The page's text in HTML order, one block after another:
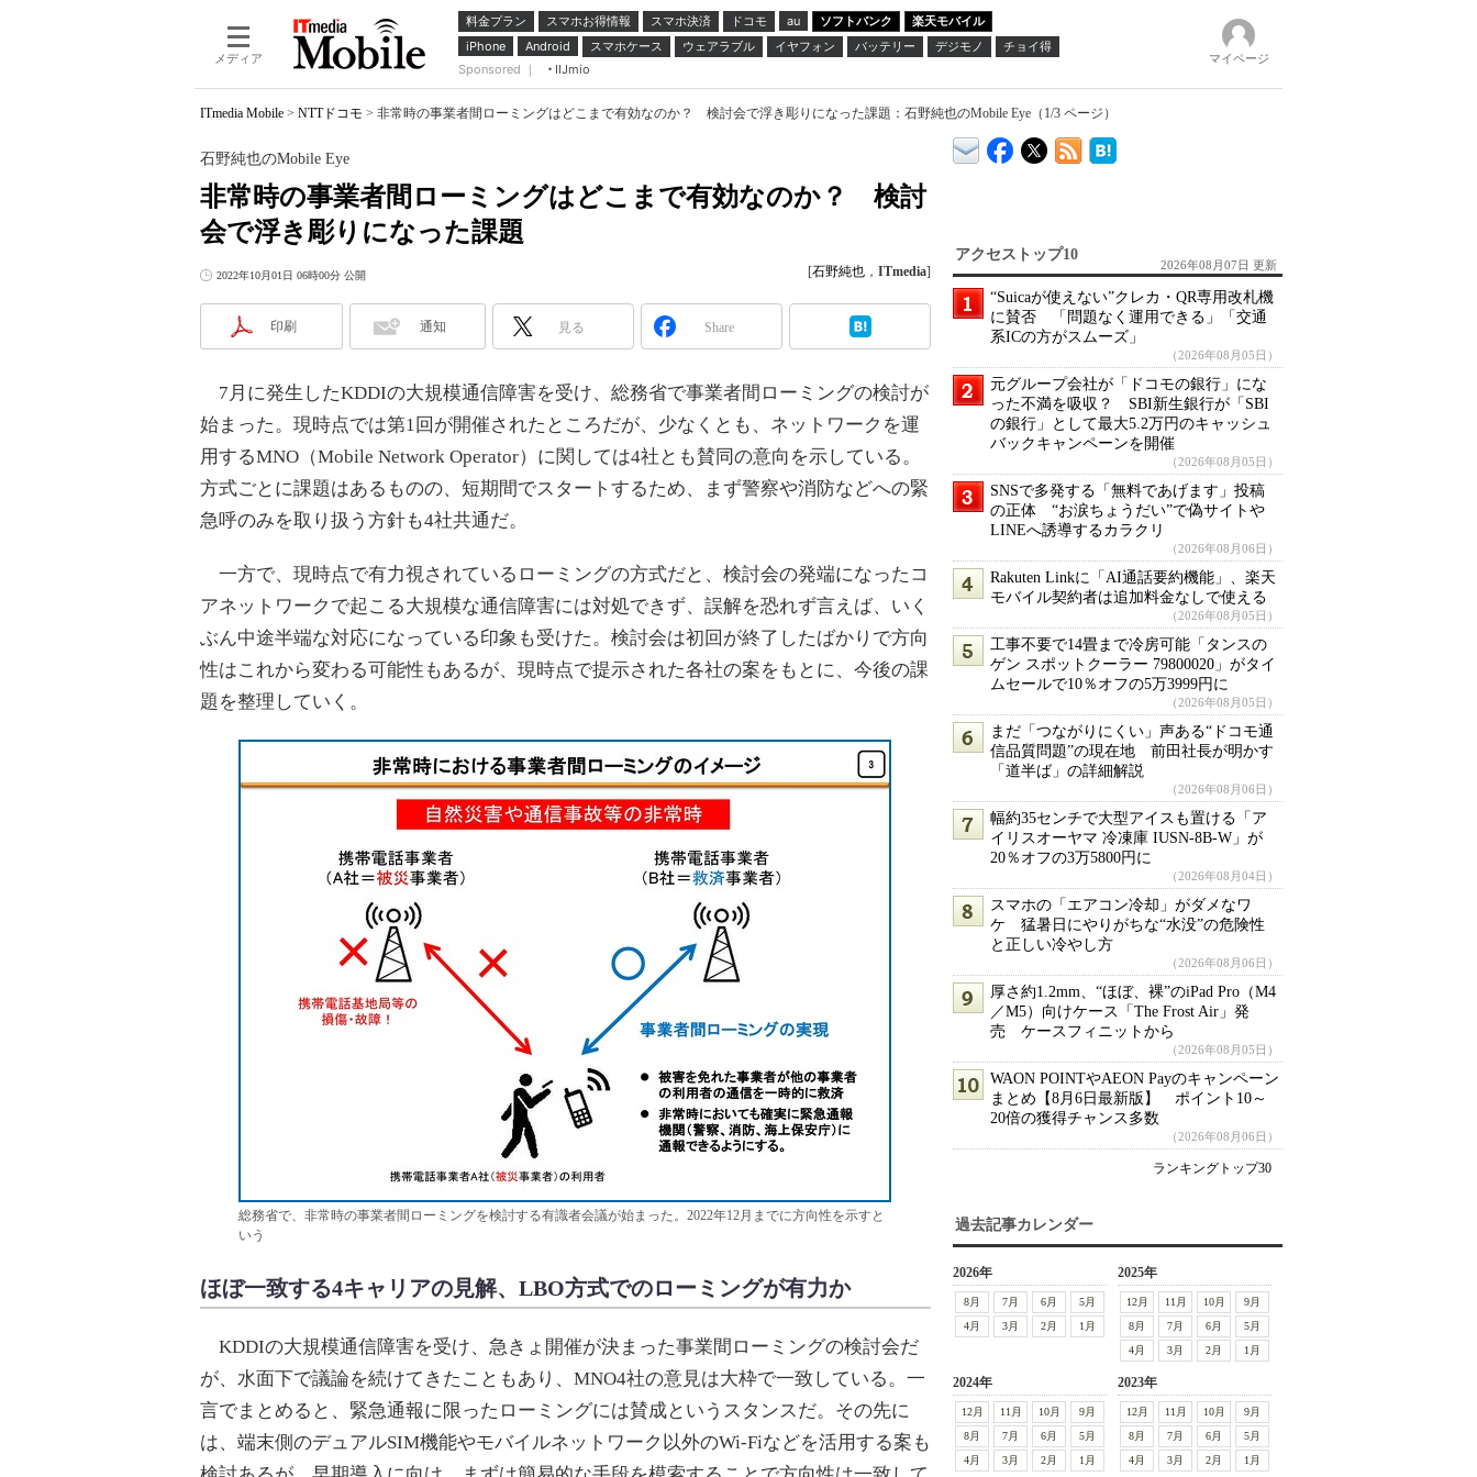
メディア
料金プラン スマホお得情報 スマホ決済 ドコモ au ソフトバンク
楽天モバイル
iPhone
Android スマホケース ウェアラブル イヤフォン バッテリー デジモノ
チョイ得
Sponsored ｜
IIJmio
マイページ
ITmedia Mobile > NTTドコモ > 非常時の事業者間ローミングはどこまで有効なのか？ 検討会で浮き彫りになった課題：石野純也のMobile Eye（1/3 ページ）
非常時の事業者間ローミングはどこまで有効なのか？ 検討
会で浮き彫りになった課題
石野純也のMobile Eye
2022年10月01日 06時00分 公開 [石野純也 ， ITmedia]
印刷 通知 見る Share
7月に発生したKDDIの大規模通信障害を受け、総務省で事業者間ローミングの検討が
始まった。現時点では第1回が開催されたところだが、少なくとも、ネットワークを運
用するMNO（Mobile Network Operator）に関しては4社とも賛同の意向を示している。
方式ごとに課題はあるものの、短期間でスタートするため、まず警察や消防などへの緊
急呼のみを取り扱う方針も4社共通だ。
一方で、現時点で有力視されているローミングの方式だと、検討会の発端になったコ
アネットワークで起こる大規模な通信障害には対処できず、誤解を恐れず言えば、いく
ぶん中途半端な対応になっている印象も受けた。検討会は初回が終了したばかりで方向
性はこれから変わる可能性もあるが、現時点で提示された各社の案をもとに、今後の課
題を整理していく。
総務省で、非常時の事業者間ローミングを検討する有識者会議が始まった。2022年12月までに方向性を示すと
いう
ほぼ一致する4キャリアの見解、LBO方式でのローミングが有力か
KDDIの大規模通信障害を受け、急きょ開催が決まった事業間ローミングの検討会だ
が、水面下で議論を続けてきたこともあり、MNO4社の意見は大枠で一致している。一
言でまとめると、緊急通報に限ったローミングには賛成というスタンスだ。その先に
は、端末側のデュアルSIM機能やモバイルネットワーク以外のWi-Fiなどを活用する案も
アクセストップ10
2026年08月07日 更新
“Suicaが使えない”クレカ・QR専用改札機
に賛否 「問題なく運用できる」「交通
系ICの方がスムーズ」
（2026年08月05日）
元グループ会社が「ドコモの銀行」にな
った不満を吸収？ SBI新生銀行が「SBI
の銀行」として最大5.2万円のキャッシュ
バックキャンペーンを開催
（2026年08月05日）
SNSで多発する「無料であげます」投稿
の正体 “お涙ちょうだい”で偽サイトや
LINEへ誘導するカラクリ
（2026年08月06日）
Rakuten Linkに「AI通話要約機能」、楽天
モバイル契約者は追加料金なしで使える
（2026年08月05日）
工事不要で14畳まで冷房可能「タンスの
ゲン スポットクーラー 79800020」がタイ
ムセールで10％オフの5万3999円に
（2026年08月05日）
まだ「つながりにくい」声ある“ドコモ通
信品質問題”の現在地 前田社長が明かす
「道半ば」の詳細解説
（2026年08月06日）
幅約35センチで大型アイスも置ける「ア
イリスオーヤマ 冷凍庫 IUSN-8B-W」が
20％オフの3万5800円に
（2026年08月04日）
スマホの「エアコン冷却」がダメなワ
ケ 猛暑日にやりがちな“水没”の危険性
と正しい冷やし方
（2026年08月06日）
厚さ約1.2mm、“ほぼ、裸”のiPad Pro（M4
／M5）向けケース「The Frost Air」発
売 ケースフィニットから
（2026年08月05日）
WAON POINTやAEON Payのキャンペーン
まとめ【8月6日最新版】 ポイント10～
20倍の獲得チャンス多数
（2026年08月06日）
ランキングトップ30
過去記事カレンダー
2026年
8月 7月 6月
5月
4月
3月 2月 1月
2025年
12月 11月 10月
9月
8月
7月 6月
5月
4月
3月 2月 1月
2024年
12月 11月 10月
9月
8月
7月 6月
5月
4月
3月 2月 1月
2023年
12月 11月 10月
9月
8月
7月 6月
5月
4月
3月 2月 1月